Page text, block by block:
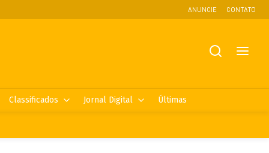
ANUNCIE CONTATO
Classificados Jornal Digital Últimas